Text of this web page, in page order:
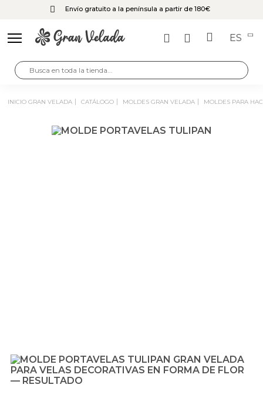
Envío gratuito a la península a partir de 180€
ES
INICIO GRAN VELADA CATÁLOGO MOLDES GRAN VELADA MOLDES PARA